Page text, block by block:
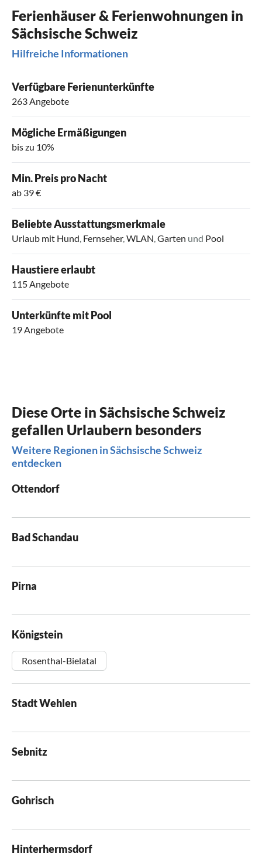
Ferienhäuser & Ferienwohnungen in
Sächsische Schweiz
Hilfreiche Informationen
Verfügbare Ferienunterkünfte
263 Angebote
Mögliche Ermäßigungen
bis zu 10%
Min. Preis pro Nacht
ab 39 €
Beliebte Ausstattungsmerkmale
Urlaub mit Hund, Fernseher,WLAN,Garten und Pool
Haustiere erlaubt
115 Angebote
Unterkünfte mit Pool
19 Angebote
Diese Orte in Sächsische Schweiz
gefallen Urlaubern besonders
Weitere Regionen in Sächsische Schweiz
entdecken
Ottendorf
Bad Schandau
Pirna
Königstein
Rosenthal-Bielatal
Stadt Wehlen
Sebnitz
Gohrisch
Hinterhermsdorf